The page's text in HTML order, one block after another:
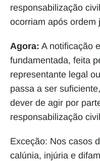
responsabilização
ocorriam após ordem
Agora: A notificação
fundamentada, feita
representante legal
passa a ser
dever de agir por
responsabilização
Exceção: Nos casos
calúnia, injúria e